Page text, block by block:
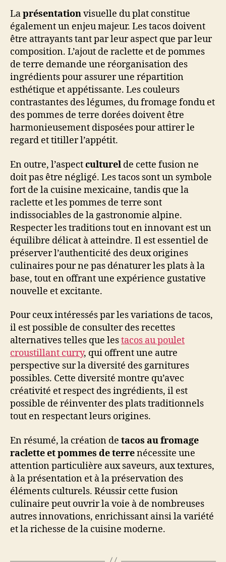
Laprésentationvisuelle du plat constitue
également un enjeu majeur. Les tacos doivent
être attrayants tant par leur aspect que par leur
composition. L’ajout de raclette et de pommes
de terre demande une réorganisation des
ingrédients pour assurer une répartition
esthétique et appétissante. Les couleurs
contrastantes des légumes, du fromage fondu et
des pommes de terre dorées doivent être
harmonieusement disposées pour attirer le
regard et titiller l’appétit.
En outre, l’aspectculturel de cette fusion ne
doit pas être négligé. Les tacos sont un symbole
fort de la cuisine mexicaine, tandis que la
raclette et les pommes de terre sont
indissociables de la gastronomie alpine.
Respecter les traditions tout en innovant est un
équilibre délicat à atteindre. Il est essentiel de
préserver l’authenticité des deux origines
culinaires pour ne pas dénaturer les plats à la
base, tout en offrant une expérience gustative
nouvelle et excitante.
Pour ceux intéressés par les variations de tacos,
il est possible de consulter des recettes
alternatives telles que lestacos au poulet
croustillant curry, qui offrent une autre
perspective sur la diversité des garnitures
possibles. Cette diversité montre qu’avec
créativité et respect des ingrédients, il est
possible de réinventer des plats traditionnels
tout en respectant leurs origines.
En résumé, la création de tacos au fromage
raclette et pommes de terrenécessite une
attention particulière aux saveurs, aux textures,
à la présentation et à la préservation des
éléments culturels. Réussir cette fusion
culinaire peut ouvrir la voie à de nombreuses
autres innovations, enrichissant ainsi la variété
et la richesse de la cuisine moderne.